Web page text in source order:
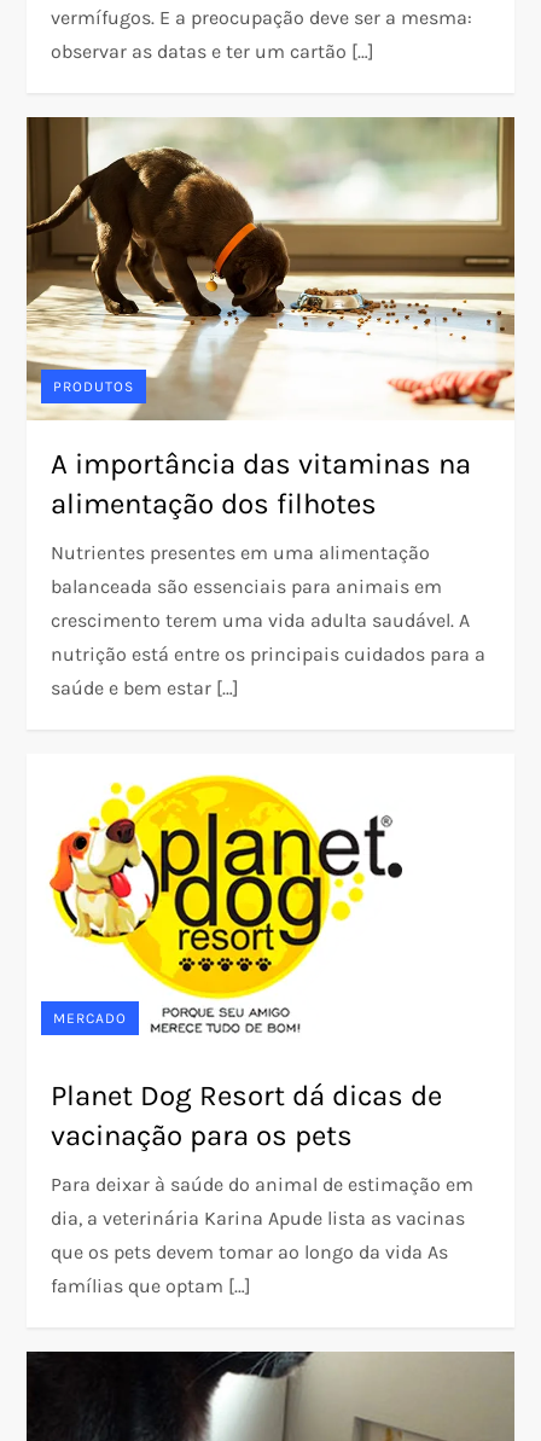
vermífugos. E a preocupação deve ser a mesma:
observar as datas e ter um cartão […]
PRODUTOS
A importância das vitaminas na
alimentação dos filhotes
Nutrientes presentes em uma alimentação
balanceada são essenciais para animais em
crescimento terem uma vida adulta saudável. A
nutrição está entre os principais cuidados para a
saúde e bem estar […]
MERCADO
Planet Dog Resort dá dicas de
vacinação para os pets
Para deixar à saúde do animal de estimação em
dia, a veterinária Karina Apude lista as vacinas
que os pets devem tomar ao longo da vida As
famílias que optam […]